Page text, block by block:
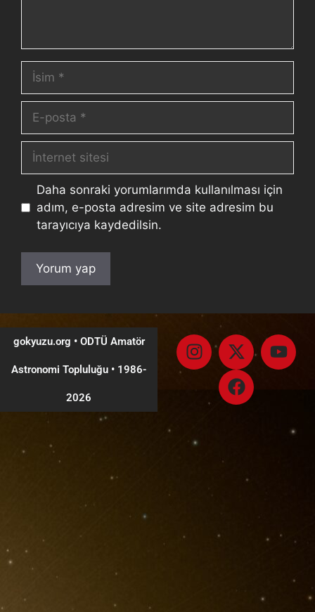
Daha sonraki yorumlarımda kullanılması için
adım, e-posta adresim ve site adresim bu
tarayıcıya kaydedilsin.
gokyuzu.org • ODTÜ Amatör
Astronomi Topluluğu •1986-
2026